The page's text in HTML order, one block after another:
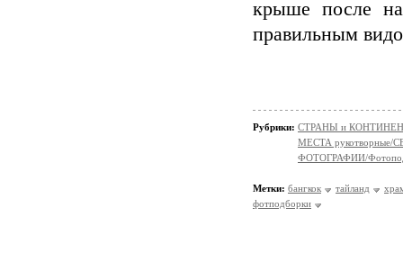
крыше после
правильным
Рубрики: СТРАНЫ и
МЕСТА
ФОТОГРАФИИ/
Метки: бангкок тайланд
фотподборки